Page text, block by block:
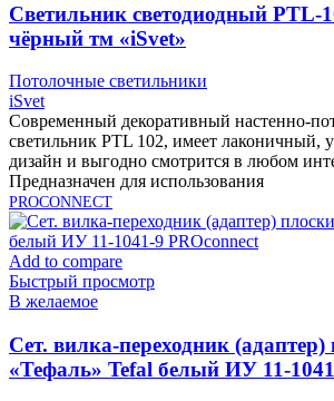
Cветильник светодиодный PTL-
чёрный тм «iSvet»
Потолочные светильники
iSvet
Современный декоративный настенно-
светильник PTL 102, имеет лаконичный,
дизайн и выгодно смотрится в любом
Предназначен для использования
PROCONNECT
Add to compare
Быстрый просмотр
В желаемое
Cет. вилка-переходник
«Тефаль» Tefal белый ИУ 11-